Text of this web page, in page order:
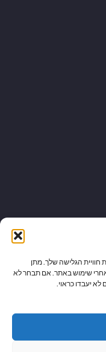
חוויית הגלישה שלך. מתן
שימוש באתר. אם תבחר לא
יעבדו כראוי.